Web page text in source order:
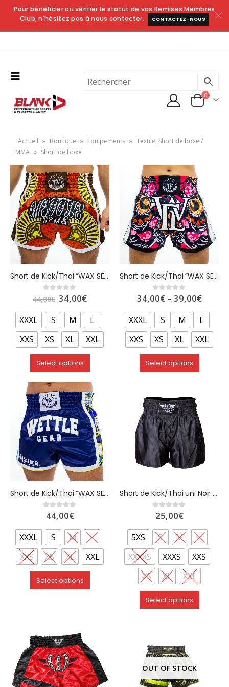
Pour bénéficier ou vérifier le statut de vos Remises Membres
Club, n'hésitez pas à nous contacter.
CONTACTEZ-NOUS
0
Accueil » Boutique » Equipements » Textile, Short de boxe /
MMA » Short de boxe
Short de Kick/Thai “WAX SERIES 1” – WETTLE GEAR
out of 5
44,00€ 34,00€
XXXL S M
L
XXS
XS XL XXL
Select options
Short de Kick/Thai “WAX SERIES 2” – WETTLE GEAR
0out of 5
34,00€– 39,00€
XXXL S M
L
XXS
XS XL XXL
Select options
Short de Kick/Thai “WAX SERIES 3” – WETTLE GEAR
out of 5
44,00€
XXXL S M
L
XXS
XS XL XXL
Select options
Short de Kick/Thai uni Noir “BLANK Style”-WETTLE GEAR
0out of 5
25,00€
5XS S M
L
XXXXS
XXXS
XXS
XS
XL XXL
Select options
OUT OF STOCK